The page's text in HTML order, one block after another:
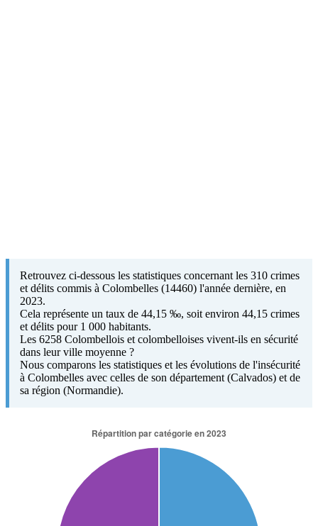
Retrouvez ci-dessous les statistiques concernant les 310 crimes
et délits commis à Colombelles (14460) l'année dernière, en
2023.
Cela représente un taux de 44,15 ‰, soit environ 44,15 crimes
et délits pour 1 000 habitants.
Les 6258 Colombellois et colombelloises vivent-ils en sécurité
dans leur ville moyenne ?
Nous comparons les statistiques et les évolutions de l'insécurité
à Colombelles avec celles de son département (Calvados) et de
sa région (Normandie).